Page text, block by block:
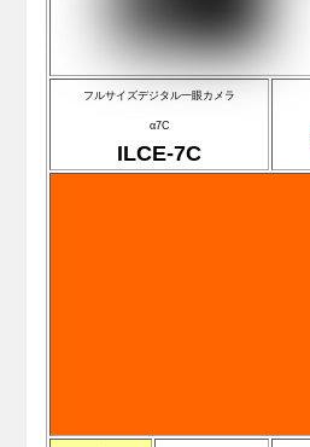
フルサイズデジタル一眼カメラ
α7C
ILCE-7C